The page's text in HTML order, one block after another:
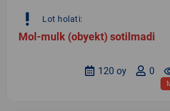
priority_high Lot holati:
Mol-mulk (obyekt) sotilmadi
0
120 oy